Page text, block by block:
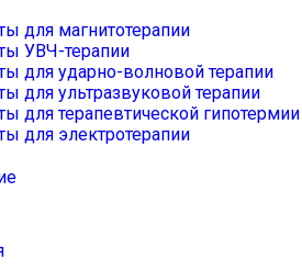
для магнитотерапии
УВЧ-терапии
для ударно-волновой терапии
для ультразвуковой терапии
для терапевтической
для электротерапии